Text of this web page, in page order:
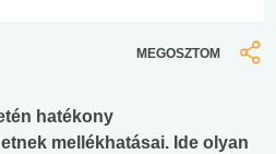
MEGOSZTOM
hatékony
mellékhatásai. Ide olyan